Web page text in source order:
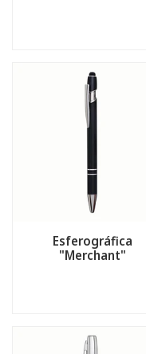
Esferográfica
"Merchant"